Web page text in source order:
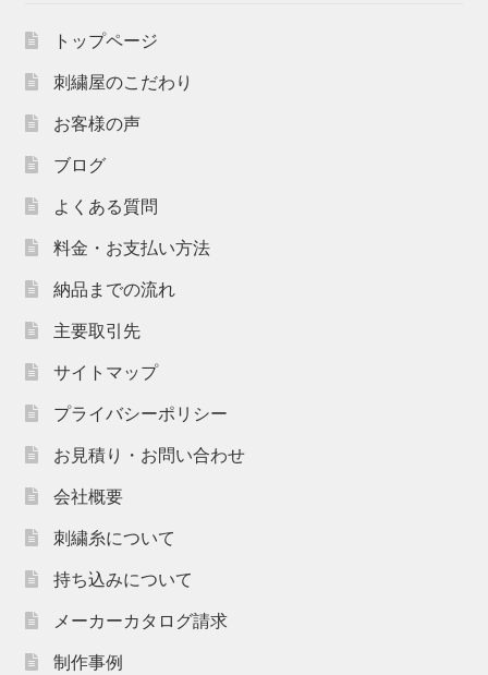
トップページ
刺繍屋のこだわり
お客様の声
ブログ
よくある質問
料金・お支払い方法
納品までの流れ
主要取引先
サイトマップ
プライバシーポリシー
お見積り・お問い合わせ
会社概要
刺繍糸について
持ち込みについて
メーカーカタログ請求
制作事例